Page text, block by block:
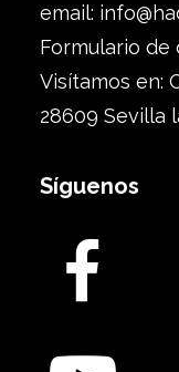
email:
Formulario de
Visítamos en:
28609 Sevilla
Síguenos